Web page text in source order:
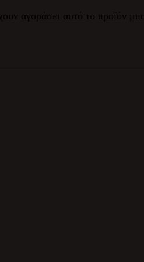
αγοράσει αυτό το προϊόν